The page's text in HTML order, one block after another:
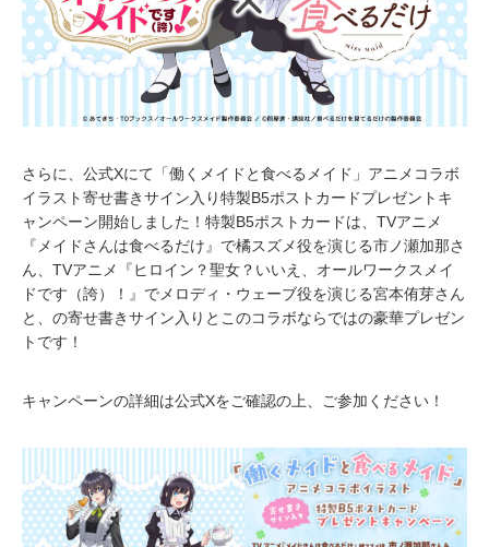
さらに、公式Xにて「働くメイドと食べるメイド」アニメコラボ
イラスト寄せ書きサイン入り特製B5ポストカードプレゼントキ
ャンペーン開始しました！特製B5ポストカードは、TVアニメ
『メイドさんは食べるだけ』で橘スズメ役を演じる市ノ瀬加那さ
ん、TVアニメ『ヒロイン？聖女？いいえ、オールワークスメイ
ドです（誇）！』でメロディ・ウェーブ役を演じる宮本侑芽さん
と、の寄せ書きサイン入りとこのコラボならではの豪華プレゼン
トです！
キャンペーンの詳細は公式Xをご確認の上、ご参加ください！